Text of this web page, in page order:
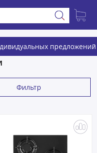
предложений
Фильтр